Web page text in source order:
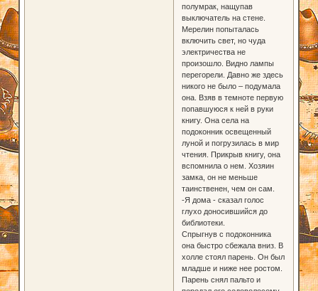
полумрак, нащупав
выключатель на стене.
Мерелин попыталась
включить свет, но чуда
электричества не
произошло. Видно лампы
перегорели. Давно же здесь
никого не было – подумала
она. Взяв в темноте первую
попавшуюся к ней в руки
книгу. Она села на
подоконник освещенный
луной и погрузилась в мир
чтения. Прикрыв книгу, она
вспомнила о нем. Хозяин
замка, он не меньше
таинственен, чем он сам.
-Я дома - сказал голос
глухо доносившийся до
библиотеки.
Спрыгнув с подоконника
она быстро сбежала вниз. В
холле стоял парень. Он был
младше и ниже нее ростом.
Парень снял пальто и